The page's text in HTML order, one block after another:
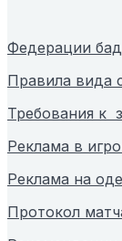
Федерации
Правила вида
Требования к
Реклама в
Реклама на
Протокол